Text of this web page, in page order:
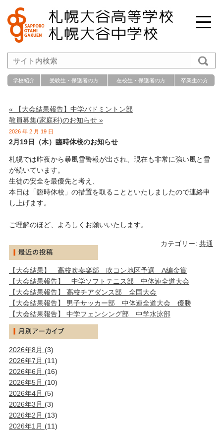
学校紹介 受験生・保護者の方 在校生・保護者の方 卒業生の方
« 【大会結果報告】中学バドミントン部
教員募集(家庭科)のお知らせ »
2026 年 2 月 19 日
2月19日（木）臨時休校のお知らせ
札幌では昨夜から暴風雪警報が出され、現在も非常に強い風と雪
が続いています。
生徒の安全を最優先と考え、
本日は「臨時休校」の措置を取ることといたしましたので連絡申
し上げます。
ご理解のほど、よろしくお願いいたします。
カテゴリー:共通
【大会結果】 高校吹奏楽部 吹コン地区予選 A編金賞
【大会結果報告】 中学ソフトテニス部 中体連全道大会
【大会結果報告】 高校チアダンス部 全国大会
【大会結果報告】 男子サッカー部 中体連全道大会 優勝
【大会結果報告】 中学フェンシング部 中学水泳部
2026年8月 (3)
2026年7月 (11)
2026年6月 (16)
2026年5月 (10)
2026年4月 (5)
2026年3月 (3)
2026年2月 (13)
2026年1月 (11)